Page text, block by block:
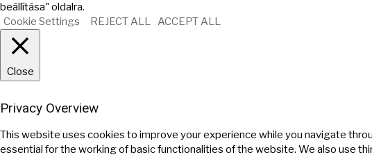
beállítása" oldalra.
Cookie Settings
REJECT ALL ACCEPT ALL
Close
Privacy Overview
This website uses cookies to improve your experience while you navigate
essential for the working of basic functionalities of the website. We also use